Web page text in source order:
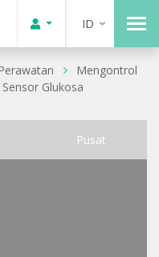
ID
Mengontrol
Glukosa
Pusat